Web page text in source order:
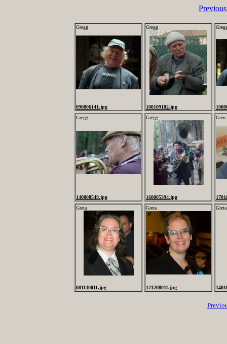
Previous
Gregg
090806141.jpg
Gregg
100109102.jpg
Gregg
140808549.jpg
Gregg
160805394.jpg
Gren
Greta
081130011.jpg
Greta
121208011.jpg
Greta